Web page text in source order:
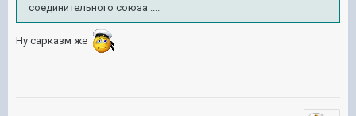
соединительного союза ....
Ну сарказм же